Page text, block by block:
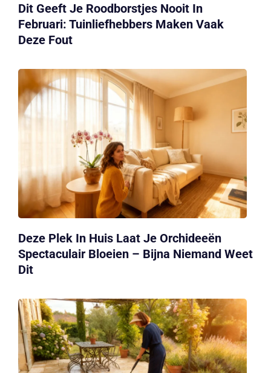
Dit Geeft Je Roodborstjes Nooit In
Februari: Tuinliefhebbers Maken Vaak
Deze Fout
Deze Plek In Huis Laat Je Orchideeën
Spectaculair Bloeien – Bijna Niemand Weet
Dit